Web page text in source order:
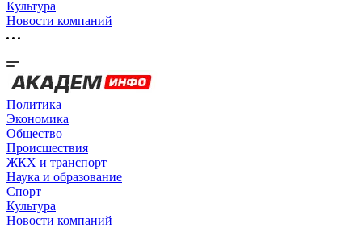
Культура
Новости компаний
Политика
Экономика
Общество
Происшествия
ЖКХ и транспорт
Наука и образование
Спорт
Культура
Новости компаний